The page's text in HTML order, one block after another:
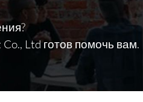
Ltd готов помочь вам.